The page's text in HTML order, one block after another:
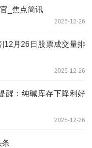
_焦点简讯
2025-12-26
月26日股票成交量排
2025-12-26
醒：纯碱库存下降利好
2025-12-26
条